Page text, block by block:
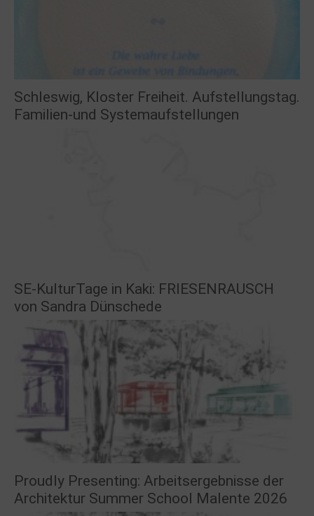
Schleswig, Kloster Freiheit. Aufstellungstag.
Familien-und Systemaufstellungen
SE-KulturTage in Kaki: FRIESENRAUSCH
von Sandra Dünschede
Proudly Presenting: Arbeitsergebnisse der
Architektur Summer School Malente 2026